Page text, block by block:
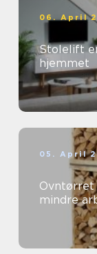
06. April
Stolelift en enkel løsning til trapper i
hjemmet
05. April
mindre